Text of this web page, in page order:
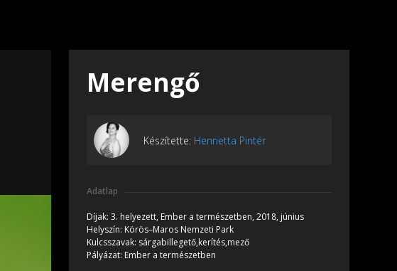
Merengő
Készítette: Henrietta Pintér
Adatlap
Díjak: 3. helyezett, Ember a természetben, 2018, június
Helyszín: Körös–Maros Nemzeti Park
Kulcsszavak: sárgabillegető,kerítés,mező
Pályázat: Ember a természetben